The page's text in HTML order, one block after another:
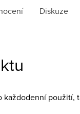
Diskuze
použití,